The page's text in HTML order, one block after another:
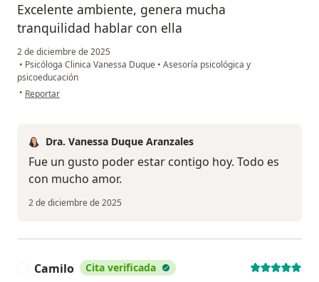
Excelente ambiente, genera mucha
tranquilidad hablar con ella
2 de diciembre de 2025
• Psicóloga Clinica Vanessa Duque • Asesoría psicológica y
psicoeducación
• en opinión del usuario Miguel Suarez
Reportar
Dra. Vanessa Duque Aranzales
Fue un gusto poder estar contigo hoy. Todo es
con mucho amor.
2 de diciembre de 2025
Camilo Cita verificada